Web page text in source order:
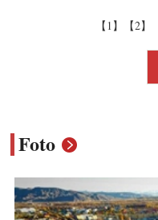
【1】 【2】
Foto